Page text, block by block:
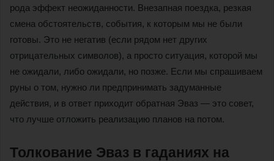
рода эффект неожиданности. Внезапная поездка, резкая
смена обстоятельств, события, к которым мы не были
готовы. Это не негатив (если рядом нет других
отрицательных символов), а просто ситуация, которой мы
не ожидали, либо ожидали, но позже. Если мы спрашиваем
руны о том, нужно ли предпринимать задуманные
действия, и в ответ приходит обратная Эваз — это совет,
что лучше отложить реализацию планов на потом.
Толкование Эваз в гаданиях на